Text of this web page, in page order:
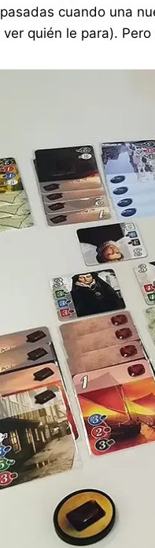
cuando una
quién le para).